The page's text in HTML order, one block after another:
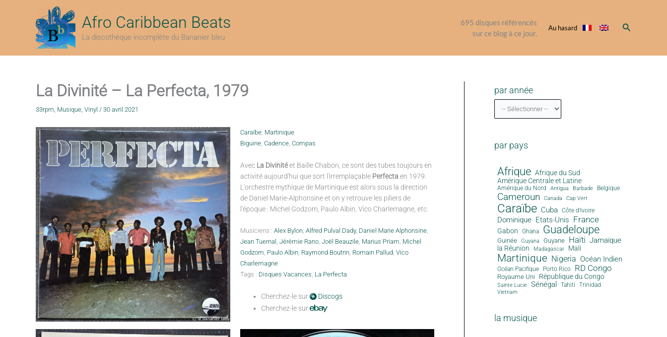
Afro Caribbean Beats
La discothèque incomplète du Bananier bleu
695 disques référencés
sur ce blog à ce jour.
Au hasard Rechercher
La Divinité – La Perfecta, 1979
33rpm, Musique, Vinyl / 30 avril 2021
Caraïbe, Martinique
Biguine, Cadence, Compas
Avec La Divinitéet Baille Chabon, ce sont des tubes toujours en
activité aujourd'hui que sort l'irremplaçable Perfecta en 1979.
L'orchestre mythique de Martinique est alors sous la direction
de Daniel Marie-Alphonsine et on y retrouve les piliers de
l'époque : Michel Godzom, Paulo Albin, Vico Charlemagne, etc.
Musiciens : Alex Bylon, Alfred Pulval Dady, Daniel Marie Alphonsine,
Jean Tuernal , Jérémie Rano, Joël Beauzile, Marius Priam, Michel
Godzom, Paulo Albin, Raymond Boutrin, Romain Pallud, Vico
Charlemagne
Tags : Disques Vacances, La Perfecta
Cherchez-le sur
Discogs
Cherchez-le sur
par année
par pays
Afrique Afrique du Sud
Amérique Centrale et Latine
Amérique du Nord Antigua Barbade Belgique
Cameroun Canada Cap Vert
Caraïbe Cuba Côte d'Ivoire
Dominique Etats-Unis France
Gabon Ghana Guadeloupe
Guinée Guyana Guyane Haïti Jamaïque
la Réunion Madagascar Mali
Martinique Nigeria Océan Indien
Océan Pacifique Porto Rico RD Congo
Royaume Uni République du Congo
Sainte Lucie Sénégal Tahiti Trinidad
Vietnam
la musique